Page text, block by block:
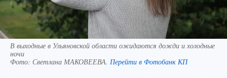
В выходные в Ульяновской области ожидаются дожди и холодные
ночи
Фото: Светлана МАКОВЕЕВА. Перейти в Фотобанк КП